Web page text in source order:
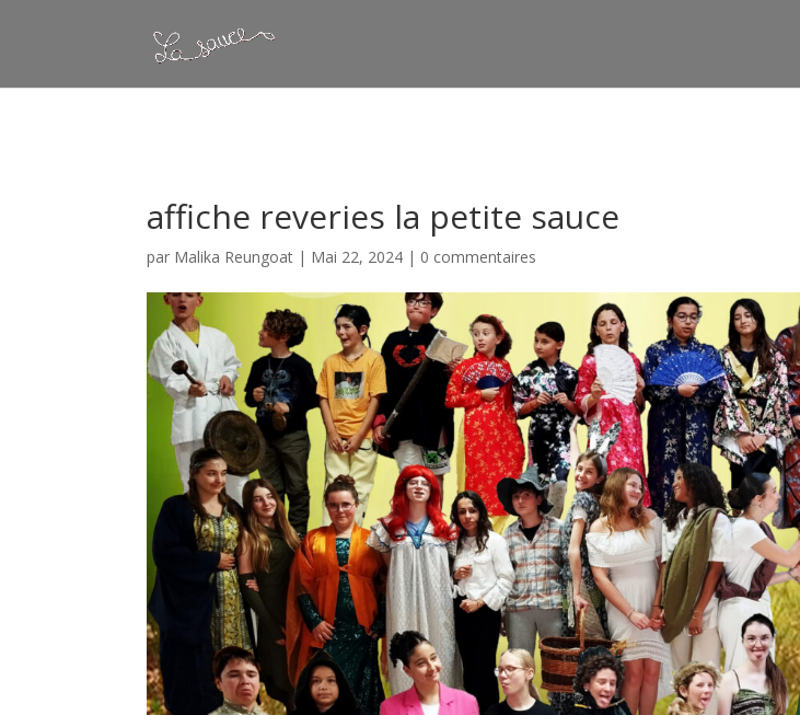
: Constant WP_CRON_LOCK_TIMEOUT already defined in
affiche reveries la petite sauce
par Malika Reungoat | Mai 22, 2024 | 0 commentaires